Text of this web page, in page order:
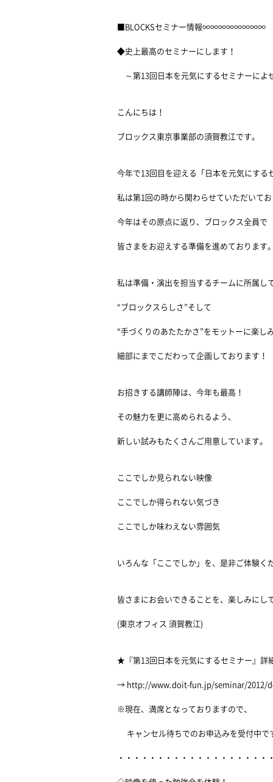
■BLOCKSセミナー情報∞∞∞∞∞∞∞∞
◆史上最高のセミナーにします！
～第13回日本を元気にするセミナーによ
こんにちは！
ブロックス東京事業部の須賀教江です。
今年で13回目を迎える「日本を元気にする
私は第1回の時から関わらせていただいて
今年はその原点に返り、ブロックス全員で
皆さまをお迎えする準備を進めております。
私は準備・演出を担当するチームに所属し
“ブロックスらしさ”そして
“手づくりのあたたかさ”をモットーに楽し
細部にまでこだわって企画しております！
お招きする講師陣は、今年も最高！
その魅力を更に高められるよう、
新しい試みもたくさんご用意しています。
ここでしか見られない映像
ここでしか得られない気づき
ここでしか味わえない雰囲気
いろんな「ここでしか」を、是非ご体験く
皆さまにお会いできることを、楽しみにし
(東京オフィス 須賀教江)
★『第13回日本を元気にするセミナー』詳
→ http://www.doit-fun.jp/seminar/2012/
※現在、満席となっておりますので、
キャンセル待ちでのお申込みを受付中で
・・・・・・・・・・・・・・・・・・・